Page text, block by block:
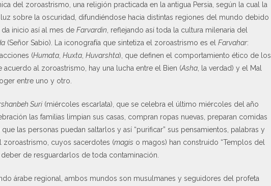
del zoroastrismo, una religión practicada en la antigua Persia, según la cual la
sobre la oscuridad, difundiéndose hacia distintas regiones del mundo debido
da inicio así al mes de Farvardin, reflejando así toda la cultura milenaria del
(Señor Sabio). La iconografía que sintetiza el zoroastrismo es el Farvahar:
(Humata, Huxta, Huvarshta), que definen el comportamiento ético de los
acuerdo al zoroastrismo, hay una lucha entre el Bien (Asha, la verdad) y el Mal
entre uno y otro.
Suri (miércoles escarlata), que se celebra el último miércoles del año
las familias limpian sus casas, compran ropas nuevas, preparan comidas
las personas puedan saltarlos y así “purificar” sus pensamientos, palabras y
zoroastrismo, cuyos sacerdotes (magis o magos) han construido “Templos del
de resguardarlos de toda contaminación.
árabe regional, ambos mundos son musulmanes y seguidores del profeta